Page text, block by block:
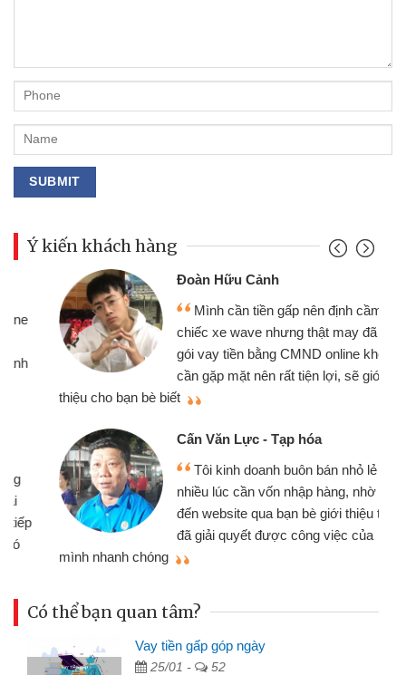
Ý kiến khách hàng
Đoàn Hữu Cảnh
Mình cần tiền gấp nên định cầm cố
chiếc xe wave nhưng thật may đã có
gói vay tiền bằng CMND online không
cần gặp mặt nên rất tiện lợi, sẽ giới
thiệu cho bạn bè biết
Cấn Văn Lực - Tạp hóa
Tôi kinh doanh buôn bán nhỏ lẻ
nhiều lúc cần vốn nhập hàng, nhờ biết
đến website qua bạn bè giới thiệu tôi
đã giải quyết được công việc của
mình nhanh chóng
Có thể bạn quan tâm?
Vay tiền gấp góp ngày
25/01 - 52